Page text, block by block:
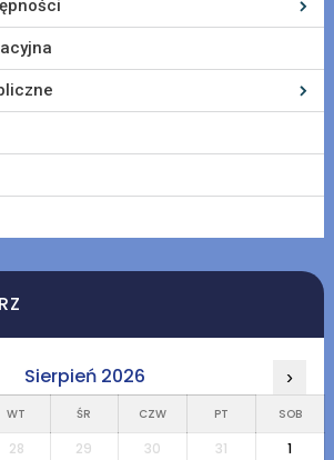
Sierpień 2026 ›
WT ŚR CZW PT SOB
28 29 30 31
1